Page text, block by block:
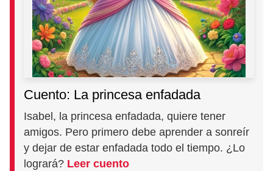
Cuento: La princesa enfadada
Isabel, la princesa enfadada, quiere tener
amigos. Pero primero debe aprender a sonreír
y dejar de estar enfadada todo el tiempo. ¿Lo
logrará? Leer cuento